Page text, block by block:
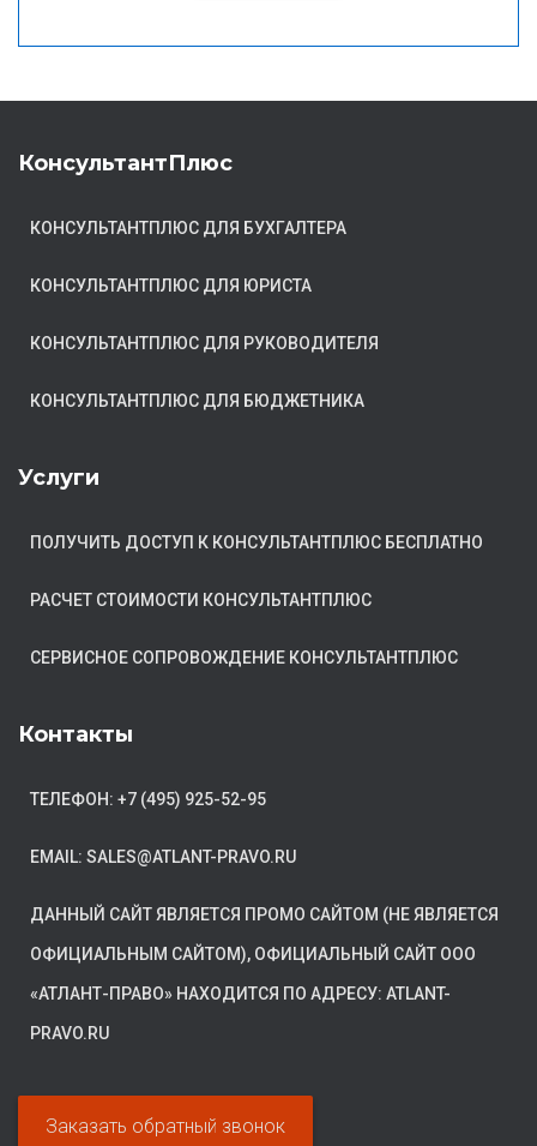
КонсультантПлюс
КОНСУЛЬТАНТПЛЮС ДЛЯ БУХГАЛТЕРА
КОНСУЛЬТАНТПЛЮС ДЛЯ ЮРИСТА
КОНСУЛЬТАНТПЛЮС ДЛЯ РУКОВОДИТЕЛЯ
КОНСУЛЬТАНТПЛЮС ДЛЯ БЮДЖЕТНИКА
Услуги
ПОЛУЧИТЬ ДОСТУП К КОНСУЛЬТАНТПЛЮС БЕСПЛАТНО
РАСЧЕТ СТОИМОСТИ КОНСУЛЬТАНТПЛЮС
СЕРВИСНОЕ СОПРОВОЖДЕНИЕ КОНСУЛЬТАНТПЛЮС
Контакты
ТЕЛЕФОН: +7 (495) 925-52-95
EMAIL: SALES@ATLANT-PRAVO.RU
ДАННЫЙ САЙТ ЯВЛЯЕТСЯ ПРОМО САЙТОМ (НЕ ЯВЛЯЕТСЯ
ОФИЦИАЛЬНЫМ САЙТОМ), ОФИЦИАЛЬНЫЙ САЙТ ООО
«АТЛАНТ-ПРАВО» НАХОДИТСЯ ПО АДРЕСУ: ATLANT-
PRAVO.RU
Заказать обратный звонок